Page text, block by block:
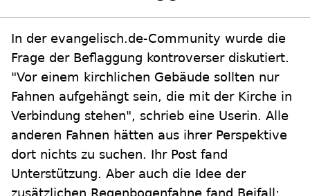
In der evangelisch.de-Community wurde die
Frage der Beflaggung kontroverser diskutiert.
"Vor einem kirchlichen Gebäude sollten nur
Fahnen aufgehängt sein, die mit der Kirche in
Verbindung stehen", schrieb eine Userin. Alle
anderen Fahnen hätten aus ihrer Perspektive
dort nichts zu suchen. Ihr Post fand
Unterstützung. Aber auch die Idee der
zusätzlichen Regenbogenfahne fand Beifall: